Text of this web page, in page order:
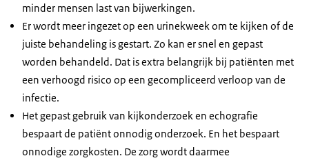
minder mensen last van bijwerkingen.
Er wordt meer ingezet op een urinekweek om te kijken of de
juiste behandeling is gestart. Zo kan er snel en gepast
worden behandeld. Dat is extra belangrijk bij patiënten met
een verhoogd risico op een gecompliceerd verloop van de
infectie.
Het gepast gebruik van kijkonderzoek en echografie
bespaart de patiënt onnodig onderzoek. En het bespaart
onnodige zorgkosten. De zorg wordt daarmee